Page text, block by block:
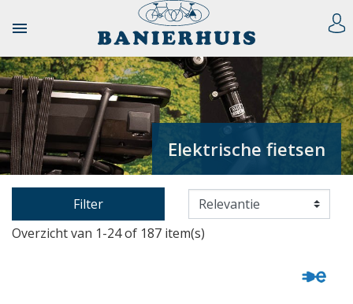

Elektrische fietsen
Filter
Overzicht van 1-24 of 187 item(s)